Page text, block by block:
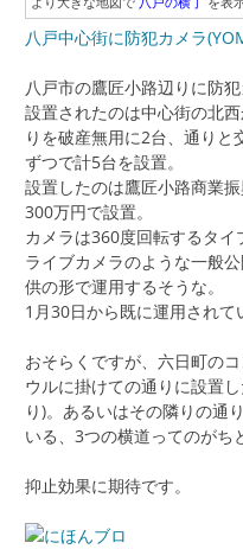
八戸中心街に防犯カメラ
八戸市の鷹匠小路辺りに防
設置されたのは中心街の北
りを破産無用に2台、通り
ずつで計5台を設置。
設置したのは鷹匠小路商業
300万円で設置。
カメラは360度回転するタイ
ライブカメラのような一般
供の形で運用するそうな。
1月30日から既に運用されて
おそらくですが、六日町の
ウルに掛けての通りに設置
り)。あるいはその隣りの
いる、3つの横道ってのがち
抑止効果に期待です。